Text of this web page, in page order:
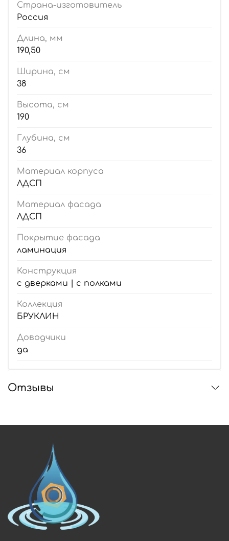
Страна-изготовитель
Россия
Длина, мм
190,50
Ширина, см
38
Высота, см
190
Глубина, см
36
Материал корпуса
ЛДСП
Материал фасада
ЛДСП
Покрытие фасада
ламинация
Конструкция
с дверками | с полками
Коллекция
БРУКЛИН
Доводчики
да
Отзывы